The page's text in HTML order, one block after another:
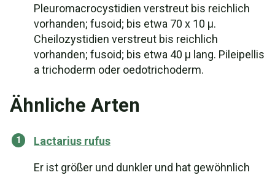
Pleuromacrocystidien verstreut bis reichlich
vorhanden; fusoid; bis etwa 70 x 10 µ.
Cheilozystidien verstreut bis reichlich
vorhanden; fusoid; bis etwa 40 µ lang. Pileipellis
a trichoderm oder oedotrichoderm.
Ähnliche Arten
Lactarius rufus
Er ist größer und dunkler und hat gewöhnlich